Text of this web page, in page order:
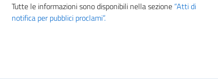
Tutte le informazioni sono disponibili nella sezione “Atti di
notifica per pubblici proclami”.